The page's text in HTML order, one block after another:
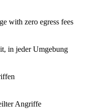
with zero egress fees
in jeder Umgebung
Angriffe